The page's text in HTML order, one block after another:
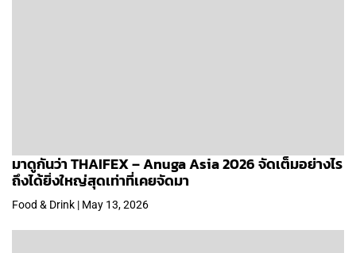
มาดูกันว่า THAIFEX – Anuga Asia 2026 จัดเต็มอย่างไร
ถึงได้ยิ่งใหญ่สุดเท่าที่เคยจัดมา
Food & Drink | May 13, 2026